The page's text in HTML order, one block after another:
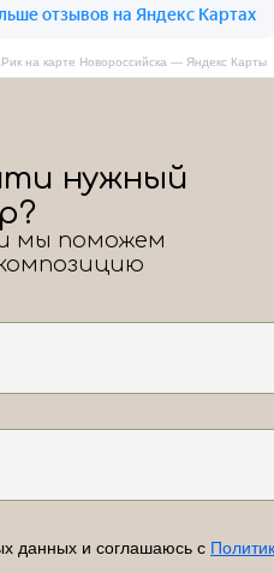
на карте Новороссийска — Яндекс Карты
данных и соглашаюсь с
нужный
мы поможем